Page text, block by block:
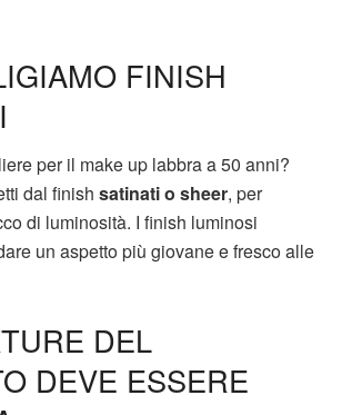
FINISH
per il make up labbra a 50 anni?
dal finish satinati o sheer, per
di luminosità. I finish luminosi
un aspetto più giovane e fresco alle
DEL
DEVE ESSERE